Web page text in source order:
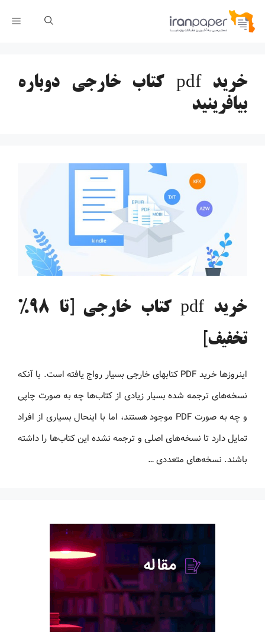
پرش
خرید pdf کتاب خارجی دوباره
بیافرینید
خرید pdf کتاب خارجی [تا 98%
تخفیف]
اینروزها خرید PDF کتاب‎های خارجی بسیار رواج یافته است. با آنکه
نسخه‌های ترجمه شده بسیار زیادی از کتاب‌ها چه به صورت چاپی
و چه به صورت PDF موجود هستند، اما با اینحال بسیاری از افراد
تمایل دارد تا نسخه‌های اصلی و ترجمه نشده این کتاب‌ها را داشته
باشند. نسخه‌های متعددی …